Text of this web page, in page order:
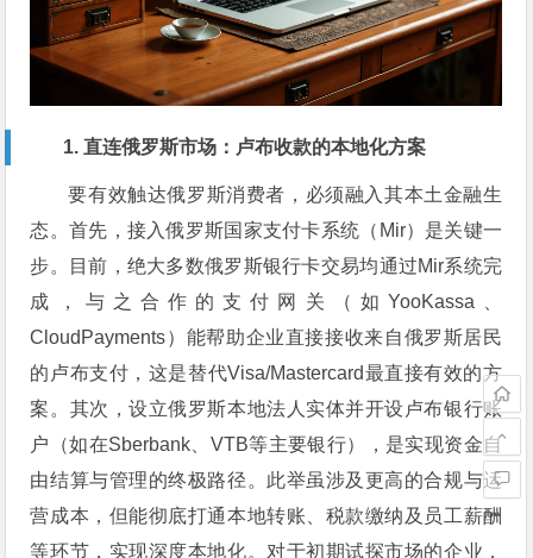
1. 直连俄罗斯市场：卢布收款的本地化方案
要有效触达俄罗斯消费者，必须融入其本土金融生
态。首先，接入俄罗斯国家支付卡系统（Mir）是关键一
步。目前，绝大多数俄罗斯银行卡交易均通过Mir系统完
成，与之合作的支付网关（如YooKassa、
CloudPayments）能帮助企业直接接收来自俄罗斯居民
的卢布支付，这是替代Visa/Mastercard最直接有效的方
案。其次，设立俄罗斯本地法人实体并开设卢布银行账
户（如在Sberbank、VTB等主要银行），是实现资金自
由结算与管理的终极路径。此举虽涉及更高的合规与运
营成本，但能彻底打通本地转账、税款缴纳及员工薪酬
等环节，实现深度本地化。对于初期试探市场的企业，